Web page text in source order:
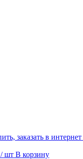
/ шт В корзину